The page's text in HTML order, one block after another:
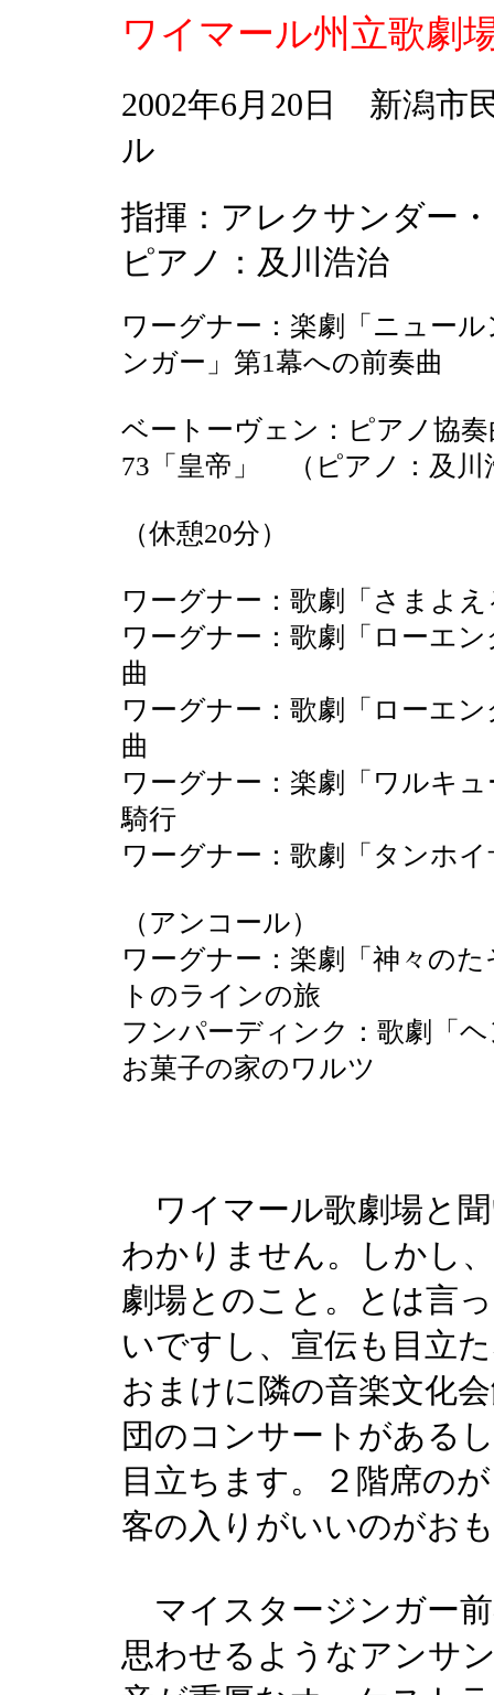
ワイマール州立歌劇
2002年6月20日 新潟市
ル
指揮：アレクサンダー
ピアノ：及川浩治
ワーグナー：楽劇「ニュー
ンガー」第1幕への前奏曲
ベートーヴェン：ピアノ協
73「皇帝」 （ピアノ：及川
（休憩20分）
ワーグナー：歌劇「さまよ
ワーグナー：歌劇「ローエ
曲
ワーグナー：歌劇「ローエ
曲
ワーグナー：楽劇「ワルキ
騎行
ワーグナー：歌劇「タンホ
（アンコール）
ワーグナー：楽劇「神々の
トのラインの旅
フンパーディンク：歌劇「
お菓子の家のワルツ
ワイマール歌劇場と
わかりません。しかし
劇場とのこと。とは言
いですし、宣伝も目立
おまけに隣の音楽文化
団のコンサートがある
目立ちます。２階席の
客の入りがいいのがお
マイスタージンガー
思わせるようなアンサ